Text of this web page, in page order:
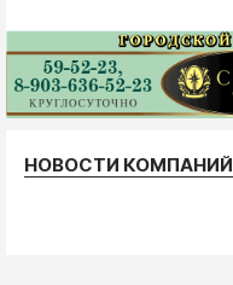
НОВОСТИ КОМПАНИЙ